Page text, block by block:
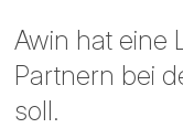
Awin hat eine
Partnern bei
soll.